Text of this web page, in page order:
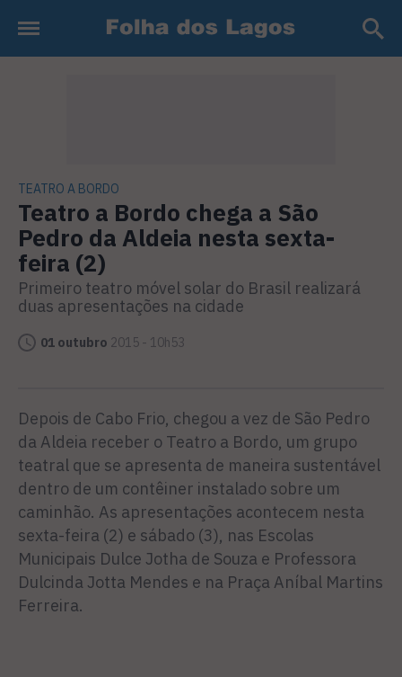
TEATRO A BORDO
Teatro a Bordo chega a São
Pedro da Aldeia nesta sexta-
feira (2)
Primeiro teatro móvel solar do Brasil realizará
duas apresentações na cidade
01 outubro 2015 - 10h53
Depois de Cabo Frio, chegou a vez de São Pedro
da Aldeia receber o Teatro a Bordo, um grupo
teatral que se apresenta de maneira sustentável
dentro de um contêiner instalado sobre um
caminhão. As apresentações acontecem nesta
sexta-feira (2) e sábado (3), nas Escolas
Municipais Dulce Jotha de Souza e Professora
Dulcinda Jotta Mendes e na Praça Aníbal Martins
Ferreira.